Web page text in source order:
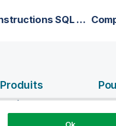
Exécuter plusieurs instructions SQL avec un composant tMysqlRow
Produits
QUALITÉ DE